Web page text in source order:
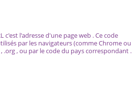
c'est l'adresse d'une page web . Ce code
par les navigateurs (comme Chrome ou
, ou par le code du pays correspondant .